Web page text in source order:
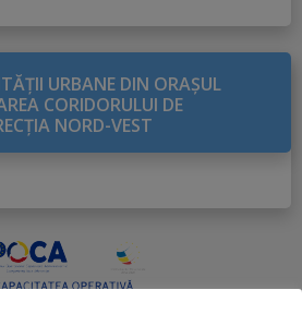
URBANE DIN ORAŞUL
CORIDORULUI DE
NORD-VEST